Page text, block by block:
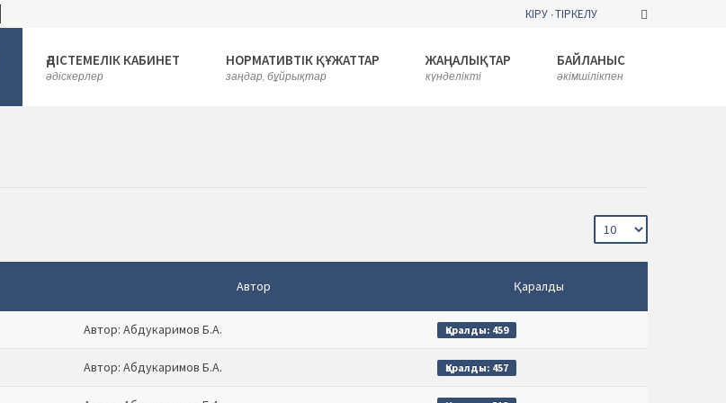
КІРУ ТІРКЕЛУ
ӘДІСТЕМЕЛІК КАБИНЕТ
әдіскерлер
НОРМАТИВТІК ҚҰЖАТТАР
заңдар, бұйрықтар
ЖАҢАЛЫҚТАР
күнделікті
БАЙЛАНЫС
әкімшілікпен
Автор Қаралды
Автор: Абдукаримов Б.А. Қаралды: 459
Автор: Абдукаримов Б.А. Қаралды: 457